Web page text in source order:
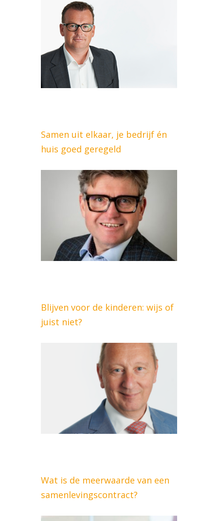
Samen uit elkaar, je bedrijf én
huis goed geregeld
Blijven voor de kinderen: wijs of
juist niet?
Wat is de meerwaarde van een
samenlevingscontract?